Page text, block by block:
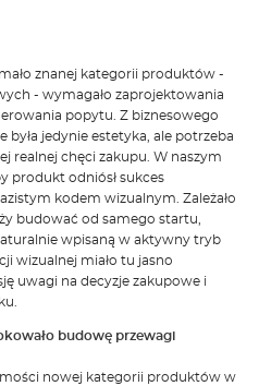
znanej kategorii produktów -
- wymagało zaprojektowania
popytu. Z biznesowego
jedynie estetyka, ale potrzeba
realnej chęci zakupu. W naszym
produkt odniósł sukces
kodem wizualnym. Zależało
budować od samego startu,
wpisaną w aktywny tryb
wizualnej miało tu jasno
uwagi na decyzje zakupowe i
budowę przewagi
nowej kategorii produktów w